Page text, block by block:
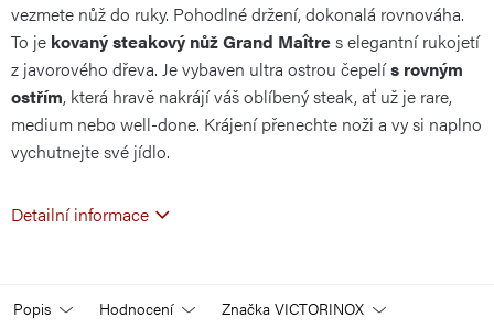
vezmete nůž do ruky. Pohodlné držení, dokonalá rovnováha.
To je kovaný steakový nůž Grand Maîtres elegantní rukojetí
z javorového dřeva. Je vybaven ultra ostrou čepelís rovným
ostřím, která hravě nakrájí váš oblíbený steak, ať už je rare,
medium nebo well-done. Krájení přenechte noži a vy si naplno
vychutnejte své jídlo.
Detailní informace
Popis Hodnocení Značka VICTORINOX